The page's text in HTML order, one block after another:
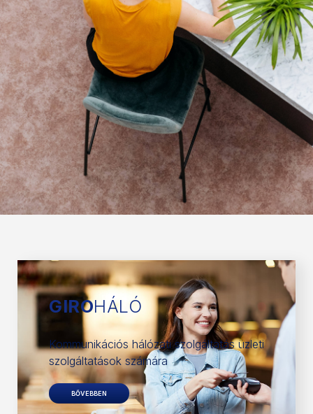
GIROHÁLÓ
Kommunikációs hálózati szolgáltatás üzleti
szolgáltatások számára
BŐVEBBEN